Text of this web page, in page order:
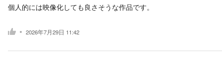
個人的には映像化しても良さそうな作品です。
2026年7月29日 11:42